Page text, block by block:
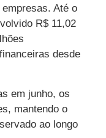
Até o
R$ 11,02
desde
em junho, os
mantendo o
ao longo